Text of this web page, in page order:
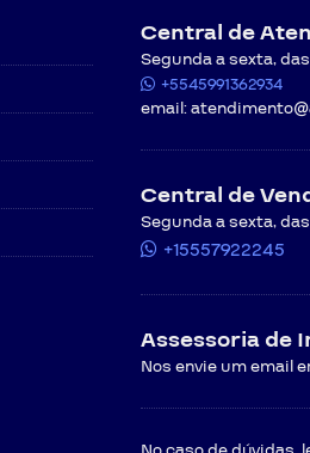
Central de
Segunda a sexta, das
+5545991362934
email:
Central de
Segunda a sexta,
+15557922245
Assessoria de
Nos envie um email